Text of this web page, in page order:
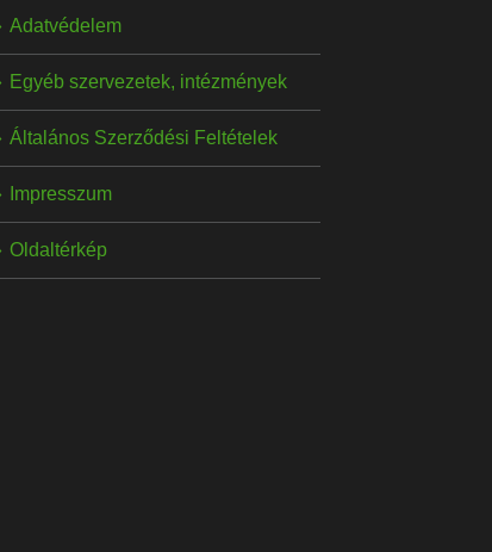
Adatvédelem
Egyéb szervezetek, intézmények
Általános Szerződési Feltételek
Impresszum
Oldaltérkép